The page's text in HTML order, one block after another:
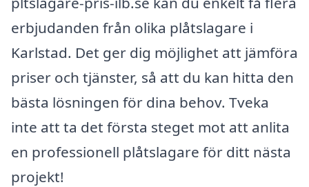
erbjudanden från olika plåtslagare i
Karlstad. Det ger dig möjlighet att jämföra
priser och tjänster, så att du kan hitta den
bästa lösningen för dina behov. Tveka
inte att ta det första steget mot att anlita
en professionell plåtslagare för ditt nästa
projekt!